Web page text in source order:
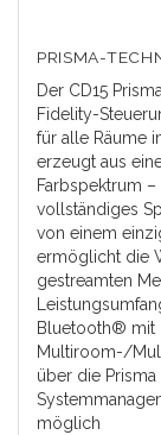
PRISMA-
Der CD15
Fidelity-
für alle Räume
erzeugt aus
Farbspektrum
vollständiges
von einem
ermöglicht die
gestreamten
Bluetooth® mit
Multiroom-/
über die
möglich